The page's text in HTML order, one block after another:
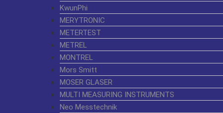
KwunPhi
MERYTRONIC
METERTEST
METREL
MONTREL
Mors Smitt
MOSER GLASER
MULTI MEASURING INSTRUMENTS
Neo Messtechnik